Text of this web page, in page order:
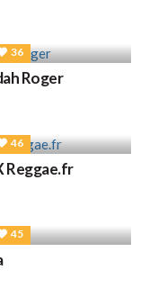
36
Roger
46
Reggae.fr
45